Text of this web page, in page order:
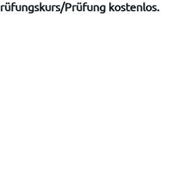
Prüfung kostenlos.